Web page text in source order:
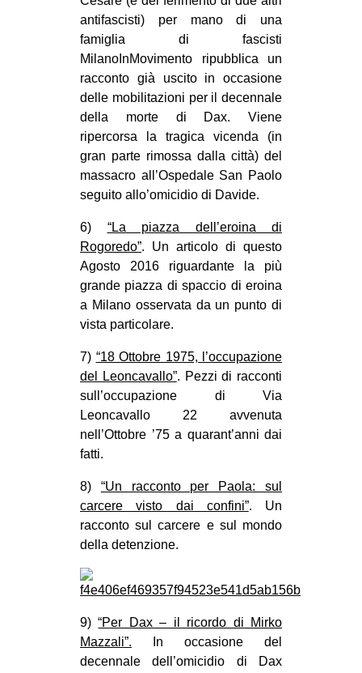
antifascisti) per mano di una
famiglia di fascisti
MilanoInMovimento ripubblica un
racconto già uscito in occasione
delle mobilitazioni per il decennale
della morte di Dax. Viene
ripercorsa la tragica vicenda (in
gran parte rimossa dalla città) del
massacro all’Ospedale San Paolo
seguito allo’omicidio di Davide.
6) “La piazza dell’eroina di
Rogoredo”. Un articolo di questo
Agosto 2016 riguardante la più
grande piazza di spaccio di eroina
a Milano osservata da un punto di
vista particolare.
7) “18 Ottobre 1975, l’occupazione
del Leoncavallo”. Pezzi di racconti
sull’occupazione di Via
Leoncavallo 22 avvenuta
nell’Ottobre ’75 a quarant’anni dai
fatti.
8) “Un racconto per Paola: sul
carcere visto dai confini”. Un
racconto sul carcere e sul mondo
della detenzione.
9)“Per Dax – il ricordo di Mirko
Mazzali”. In occasione del
decennale dell’omicidio di Dax